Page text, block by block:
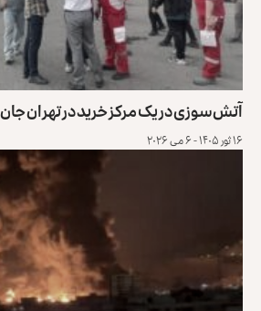
آتش‌سوزی در یک مرکز خرید در تهران
۱۶ ثور ۱۴۰۵ - ۶ می ۲۰۲۶